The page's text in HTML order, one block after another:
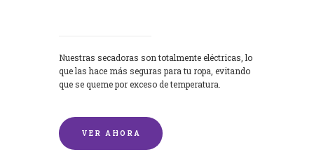
Nuestras secadoras son totalmente eléctricas, lo
que las hace más seguras para tu ropa, evitando
que se queme por exceso de temperatura.
VER AHORA